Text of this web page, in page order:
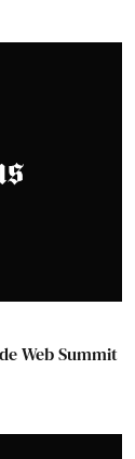
Web Summit